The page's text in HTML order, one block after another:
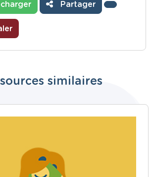
Partager
similaires